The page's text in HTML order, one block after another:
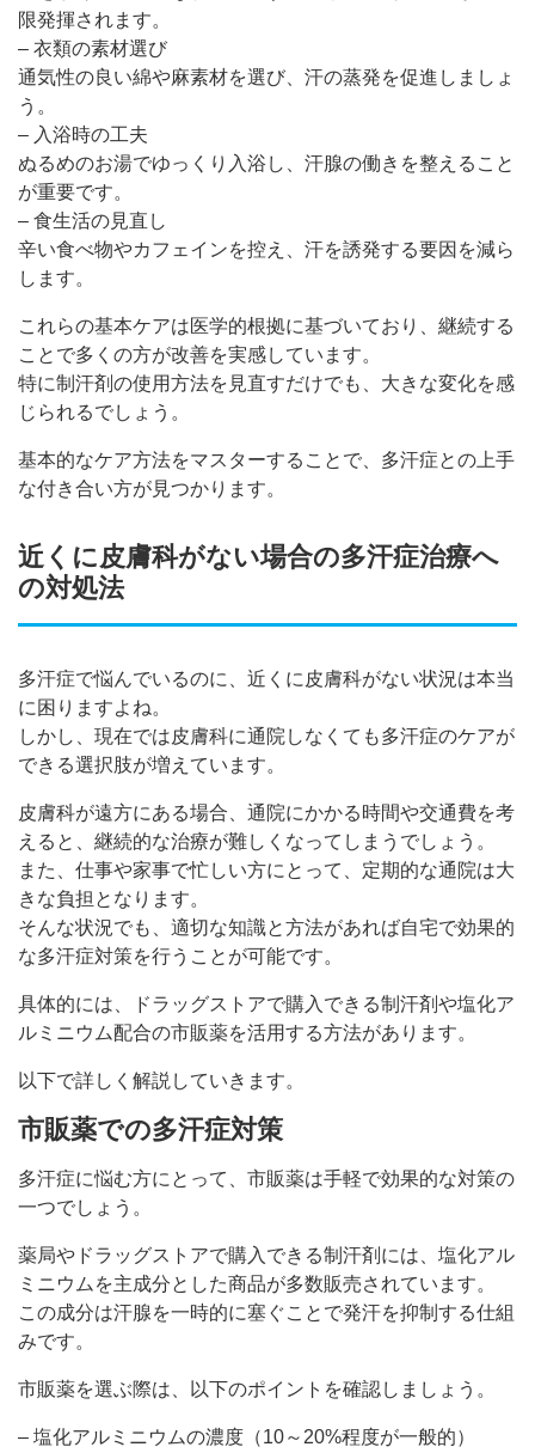
限発揮されます。
– 衣類の素材選び
通気性の良い綿や麻素材を選び、汗の蒸発を促進しましょ
う。
– 入浴時の工夫
ぬるめのお湯でゆっくり入浴し、汗腺の働きを整えること
が重要です。
– 食生活の見直し
辛い食べ物やカフェインを控え、汗を誘発する要因を減ら
します。
これらの基本ケアは医学的根拠に基づいており、継続する
ことで多くの方が改善を実感しています。
特に制汗剤の使用方法を見直すだけでも、大きな変化を感
じられるでしょう。
基本的なケア方法をマスターすることで、多汗症との上手
な付き合い方が見つかります。
近くに皮膚科がない場合の多汗症治療へ
の対処法
多汗症で悩んでいるのに、近くに皮膚科がない状況は本当
に困りますよね。
しかし、現在では皮膚科に通院しなくても多汗症のケアが
できる選択肢が増えています。
皮膚科が遠方にある場合、通院にかかる時間や交通費を考
えると、継続的な治療が難しくなってしまうでしょう。
また、仕事や家事で忙しい方にとって、定期的な通院は大
きな負担となります。
そんな状況でも、適切な知識と方法があれば自宅で効果的
な多汗症対策を行うことが可能です。
具体的には、ドラッグストアで購入できる制汗剤や塩化ア
ルミニウム配合の市販薬を活用する方法があります。
以下で詳しく解説していきます。
市販薬での多汗症対策
多汗症に悩む方にとって、市販薬は手軽で効果的な対策の
一つでしょう。
薬局やドラッグストアで購入できる制汗剤には、塩化アル
ミニウムを主成分とした商品が多数販売されています。
この成分は汗腺を一時的に塞ぐことで発汗を抑制する仕組
みです。
市販薬を選ぶ際は、以下のポイントを確認しましょう。
– 塩化アルミニウムの濃度（10～20%程度が一般的）